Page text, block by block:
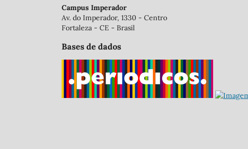
Campus Imperador
Av. do Imperador, 1330 - Centro
Fortaleza - CE - Brasil
Bases de dados